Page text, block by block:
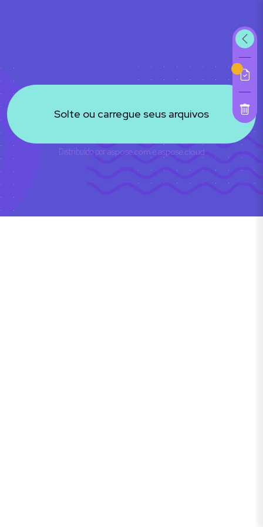
Solte ou carregue seus arquivos
Distribuído por aspose.com easpose.cloud